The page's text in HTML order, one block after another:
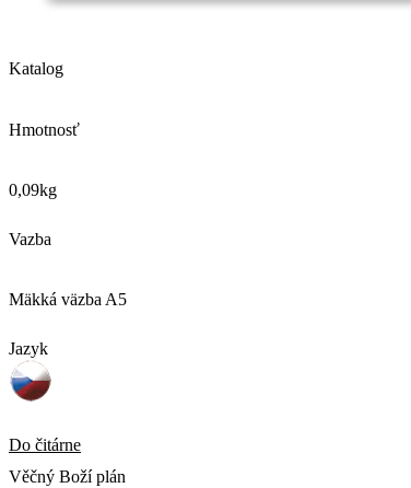
Katalog
Hmotnosť
0,09kg
Vazba
Mäkká väzba A5
Jazyk
Do čitárne
Věčný Boží plán